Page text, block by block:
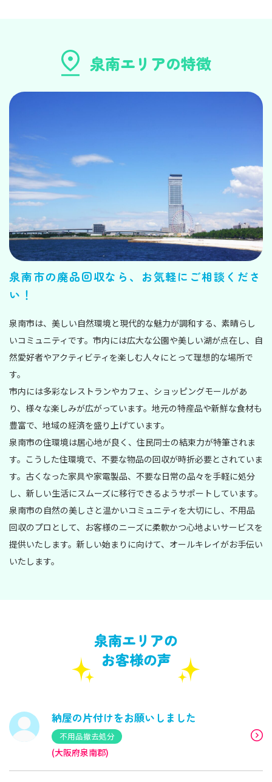
泉南エリアの特徴
泉南市の廃品回収なら、お気軽にご相談くださ
い！
泉南市は、美しい自然環境と現代的な魅力が調和する、素晴らし
いコミュニティです。市内には広大な公園や美しい湖が点在し、自
然愛好者やアクティビティを楽しむ人々にとって理想的な場所で
す。
市内には多彩なレストランやカフェ、ショッピングモールがあ
り、様々な楽しみが広がっています。地元の特産品や新鮮な食材も
豊富で、地域の経済を盛り上げています。
泉南市の住環境は居心地が良く、住民同士の結束力が特筆されま
す。こうした住環境で、不要な物品の回収が時折必要とされていま
す。古くなった家具や家電製品、不要な日常の品々を手軽に処分
し、新しい生活にスムーズに移行できるようサポートしています。
泉南市の自然の美しさと温かいコミュニティを大切にし、不用品
回収のプロとして、お客様のニーズに柔軟かつ心地よいサービスを
提供いたします。新しい始まりに向けて、オールキレイがお手伝い
いたします。
泉南エリアの
お客様の声
納屋の片付けをお願いしました
不用品撤去処分
(大阪府泉南郡)